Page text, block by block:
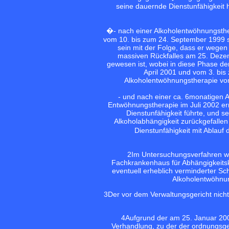
seine dauernde Dienstunfähigkeit
�- nach einer
vom 10. bis zum 24. September 1999
sein mit der Folge, dass er
massiven Rückfalles am 25.
gewesen ist, wobei in diese Phase
April 2001 und vom 3.
Alkoholentwöhnungstherapie
- und nach einer ca. 6monatigen
Entwöhnungstherapie im Juli 2002
Dienstunfähigkeit führte, und
Alkoholabhängigkeit
Dienstunfähigkeit mit
2Im Untersuchungsverfahren
Fachkrankenhaus für
eventuell erheblich verminderter
3Der vor dem Verwaltungsgericht
4Aufgrund der am 25. Januar
Verhandlung, zu der der